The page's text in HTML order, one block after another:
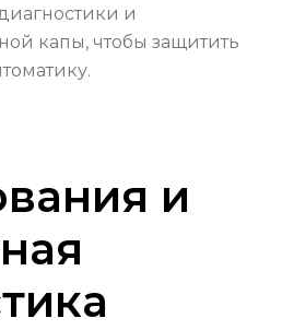
и
капы, чтобы защитить
и